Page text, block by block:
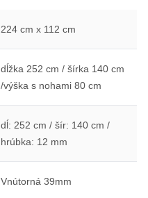
224 cm x 112 cm
dĺžka 252 cm / šírka 140 cm
/výška s nohami 80 cm
dĺ: 252 cm / šír: 140 cm /
hrúbka: 12 mm
Vnútorná 39mm